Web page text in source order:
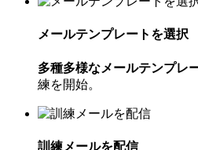
メールテンプレートを選択
多種多様なメールテンプレ
練を開始。
訓練メールを配信